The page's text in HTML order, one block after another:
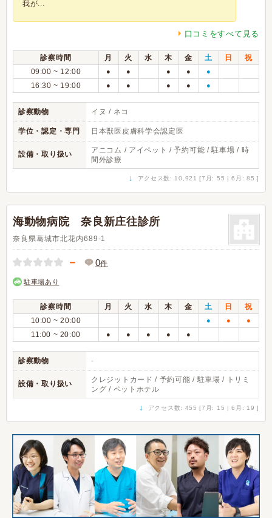
我が...
口コミをすべて見る
診察時間 月 火 水 木 金 土 日
祝
09:00 ~ 12:00
● ● ● ● ●
16:30 ~ 19:00 ● ● ● ● ●
診察動物 イヌ / ネコ
学位・認定・専門 日本獣医皮膚科学会認定医
設備・取り扱い
アニコム / アイペット / 予約可能 / 駐車場 / 時
間外診療
↓ アクセス数: 10,921 [7月: 55 | 6月: 85 ]
海動物病院 奈良新庄往診所
奈良県葛城市北花内689-1
－ 0件
駐車場あり
診察時間 月 火 水 木 金 土 日
祝
10:00 ~ 20:00
● ● ●
11:00 ~ 20:00 ● ● ● ● ●
診察動物 -
設備・取り扱い
クレジットカード / 予約可能 / 駐車場 / トリミ
ング / ペットホテル
↓ アクセス数: 455 [7月: 15 | 6月: 19 ]